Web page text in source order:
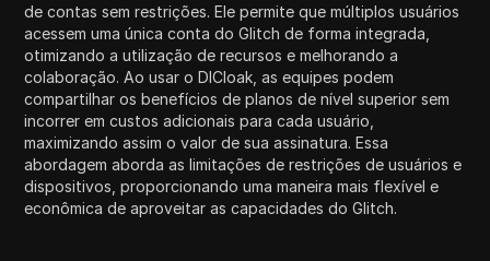
de contas sem restrições. Ele permite que múltiplos usuários
acessem uma única conta do Glitch de forma integrada,
otimizando a utilização de recursos e melhorando a
colaboração. Ao usar o DICloak, as equipes podem
compartilhar os benefícios de planos de nível superior sem
incorrer em custos adicionais para cada usuário,
maximizando assim o valor de sua assinatura. Essa
abordagem aborda as limitações de restrições de usuários e
dispositivos, proporcionando uma maneira mais flexível e
econômica de aproveitar as capacidades do Glitch.